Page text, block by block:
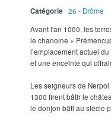
Catégorie
26 - Drôme
Avant l'an 1000, les
le chanoine «
l’emplacement actuel
et une enceinte qui
Les seigneurs de
1300 firent bâtir le
le donjon bâti au siècle